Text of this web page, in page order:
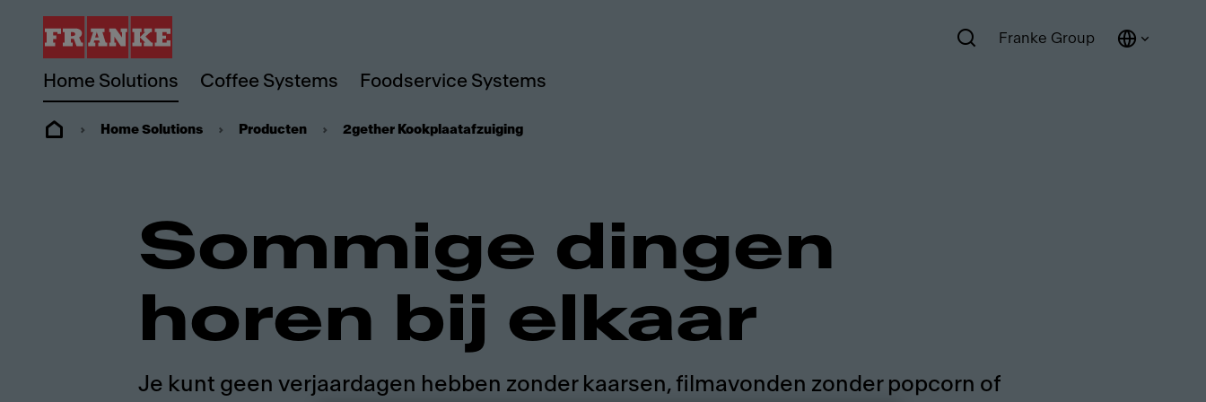
Home Solutions Coffee Systems Foodservice Systems
Franke Group
Home Solutions Producten 2gether Kookplaatafzuiging
Sommige dingen
horen bij elkaar
Je kunt geen verjaardagen hebben zonder kaarsen, filmavonden zonder popcorn of